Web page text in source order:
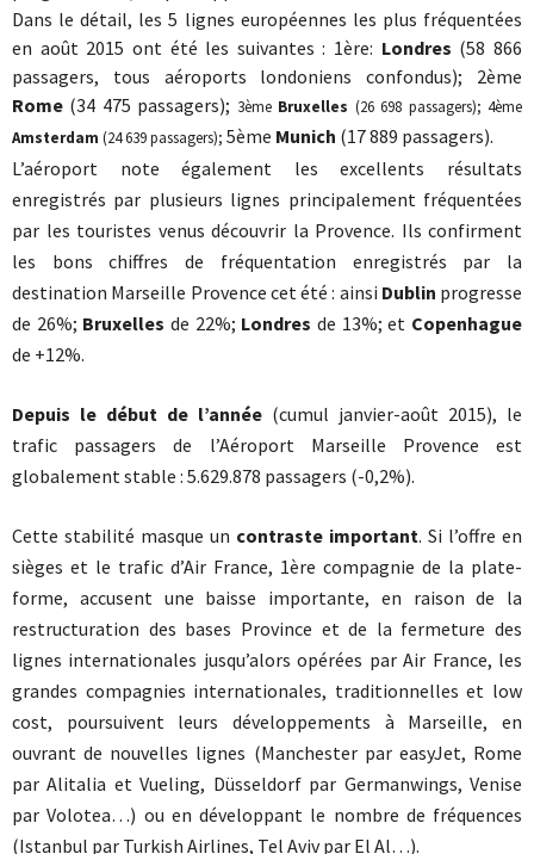
Dans le détail, les 5 lignes européennes les plus fréquentées
en août 2015 ont été les suivantes : 1ère: Londres (58 866
passagers, tous aéroports londoniens confondus); 2ème
Rome (34 475 passagers); 3ème Bruxelles (26 698 passagers);4ème
Amsterdam (24 639 passagers); 5ème Munich (17 889 passagers).
L’aéroport note également les excellents résultats
enregistrés par plusieurs lignes principalement fréquentées
par les touristes venus découvrir la Provence. Ils confirment
les bons chiffres de fréquentation enregistrés par la
destination Marseille Provence cet été : ainsi Dublin progresse
de 26%; Bruxelles de 22%; Londres de 13%; et Copenhague
de +12%.
Depuis le début de l’année (cumul janvier-août 2015), le
trafic passagers de l’Aéroport Marseille Provence est
globalement stable : 5.629.878 passagers (-0,2%).
Cette stabilité masque un contraste important. Si l’offre en
sièges et le trafic d’Air France, 1ère compagnie de la plate-
forme, accusent une baisse importante, en raison de la
restructuration des bases Province et de la fermeture des
lignes internationales jusqu’alors opérées par Air France, les
grandes compagnies internationales, traditionnelles et low
cost, poursuivent leurs développements à Marseille, en
ouvrant de nouvelles lignes (Manchester par easyJet, Rome
par Alitalia et Vueling, Düsseldorf par Germanwings, Venise
par Volotea…) ou en développant le nombre de fréquences
(Istanbul par Turkish Airlines, Tel Aviv par El Al…).